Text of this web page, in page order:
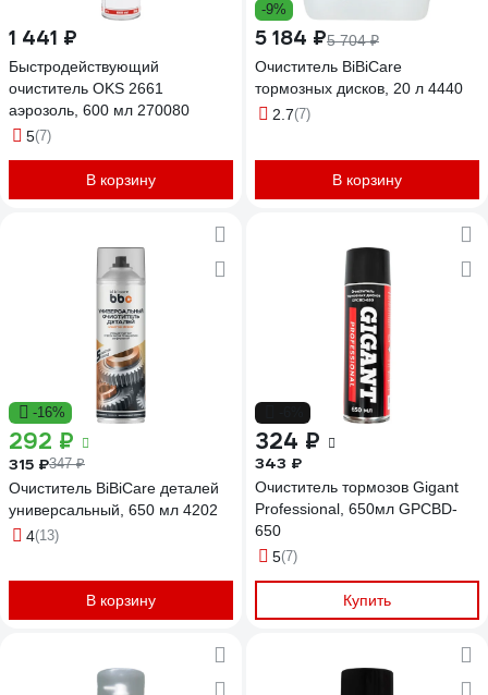
1 441 ₽
Быстродействующий
очиститель OKS 2661
аэрозоль, 600 мл 270080
5(7)
В корзину
-9%
5 184 ₽5 704 ₽
Очиститель BiBiCare
тормозных дисков, 20 л 4440
2.7(7)
В корзину
-16%
292 ₽
315 ₽347 ₽
Очиститель BiBiCare деталей
универсальный, 650 мл 4202
4(13)
В корзину
324 ₽
343 ₽
Очиститель тормозов Gigant
Professional, 650мл GPCBD-
650
5(7)
Купить